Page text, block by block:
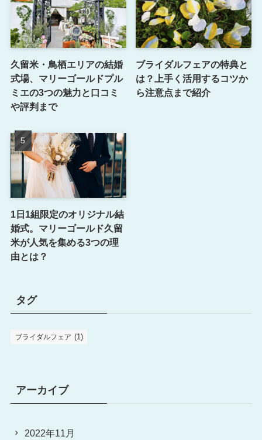
久留米・鳥栖エリアの結婚
式場、マリーゴールドプル
ミエの3つの魅力と口コミ
や評判まで
ブライダルフェアの特典と
は？上手く活用するコツか
ら注意点まで紹介
1日1組限定のオリジナル結
婚式。マリーゴールド久留
米が人気を集める3つの理
由とは？
タグ
ブライダルフェア (1)
アーカイブ
2022年11月